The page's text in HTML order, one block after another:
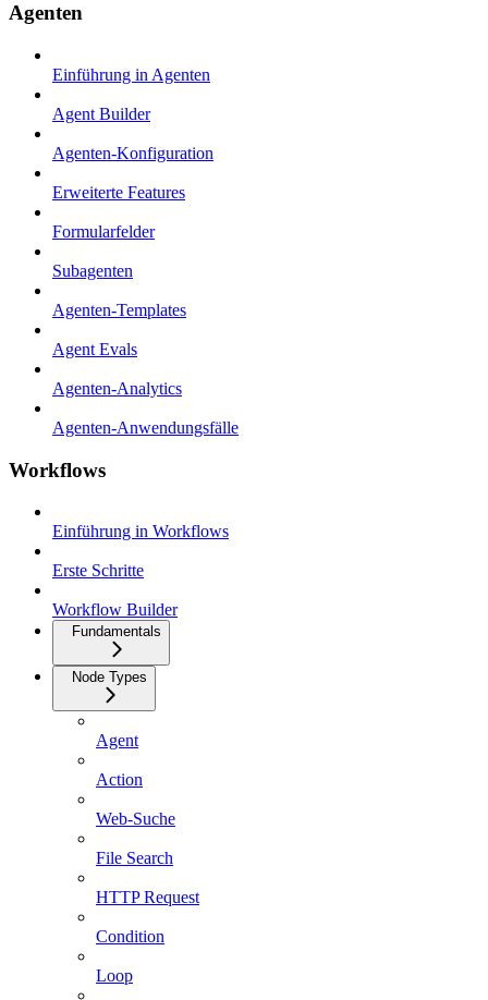
Agenten
Einführung in Agenten
Agent Builder
Agenten-Konfiguration
Erweiterte Features
Formularfelder
Subagenten
Agenten-Templates
Agent Evals
Agenten-Analytics
Agenten-Anwendungsfälle
Workflows
Einführung in Workflows
Erste Schritte
Workflow Builder
Fundamentals
Node Types
Agent
Action
Web-Suche
File Search
HTTP Request
Condition
Loop